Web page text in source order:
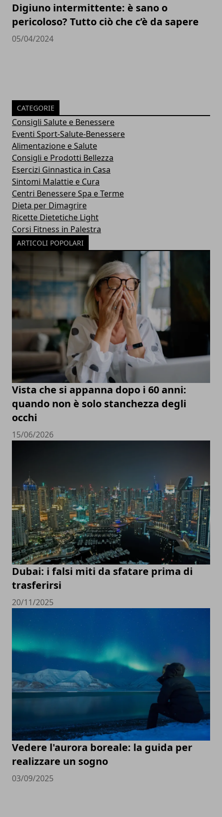
Digiuno intermittente: è sano o
pericoloso? Tutto ciò che c’è da sapere
05/04/2024
CATEGORIE
Consigli Salute e Benessere
Eventi Sport-Salute-Benessere
Alimentazione e Salute
Consigli e Prodotti Bellezza
Esercizi Ginnastica in Casa
Sintomi Malattie e Cura
Centri Benessere Spa e Terme
Dieta per Dimagrire
Ricette Dietetiche Light
Corsi Fitness in Palestra
ARTICOLI POPOLARI
Vista che si appanna dopo i 60 anni:
quando non è solo stanchezza degli
occhi
15/06/2026
Dubai: i falsi miti da sfatare prima di
trasferirsi
20/11/2025
Vedere l'aurora boreale: la guida per
realizzare un sogno
03/09/2025